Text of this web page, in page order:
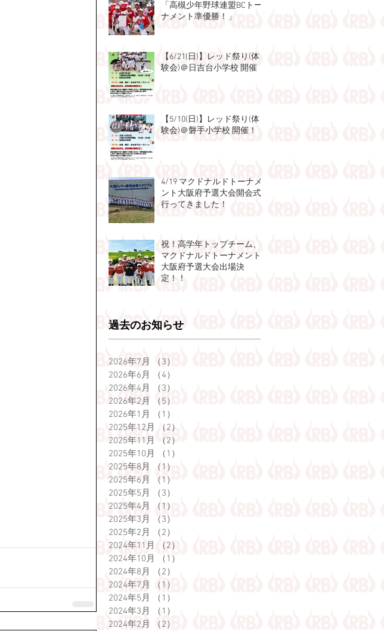
「高槻少年野球連盟BCトー
ナメント準優勝！」
【6/21(日)】レッド祭り(体
験会)＠日吉台小学校 開催！
【5/10(日)】レッド祭り(体
験会)＠磐手小学校 開催！
4/19 マクドナルドトーナメ
ント大阪府予選大会開会式
行ってきました！
祝！高学年トップチーム、
マクドナルドトーナメント
大阪府予選大会出場決
定！！
過去のお知らせ
2026年7月 （3）
2026年6月
（4）
2026年4月
（3）
2026年2月
（5）
2026年1月
（1）
2025年12月
（2）
2025年11月
（2）
2025年10月
（1）
2025年8月
（1）
2025年6月
（1）
2025年5月
（3）
2025年4月
（1）
2025年3月
（3）
2025年2月
（2）
2024年11月
（2）
2024年10月
（1）
2024年8月
（2）
2024年7月
（1）
2024年5月
（1）
2024年3月
（1）
2024年2月
（2）